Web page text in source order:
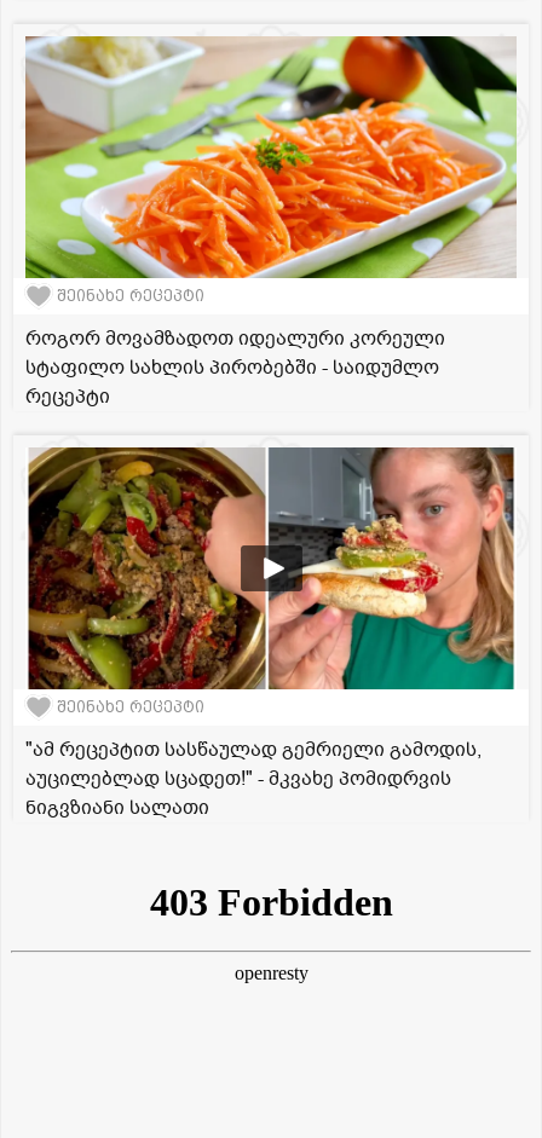
შეინახე რეცეპტი
როგორ მოვამზადოთ იდეალური კორეული
სტაფილო სახლის პირობებში - საიდუმლო
რეცეპტი
შეინახე რეცეპტი
"ამ რეცეპტით სასწაულად გემრიელი გამოდის,
აუცილებლად სცადეთ!" - მკვახე პომიდრვის
ნიგვზიანი სალათი